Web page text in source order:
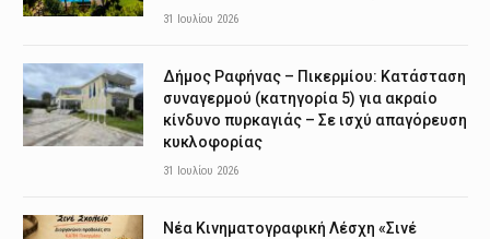
31 Ιουλίου 2026
Δήμος Ραφήνας – Πικερμίου: Κατάσταση
συναγερμού (κατηγορία 5) για ακραίο
κίνδυνο πυρκαγιάς – Σε ισχύ απαγόρευση
κυκλοφορίας
31 Ιουλίου 2026
Νέα Κινηματογραφική Λέσχη «Σινέ